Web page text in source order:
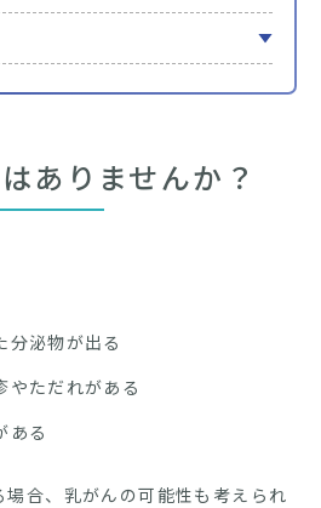
ありませんか？
分泌物が出る
やただれがある
ある
合、乳がんの可能性も考えられ